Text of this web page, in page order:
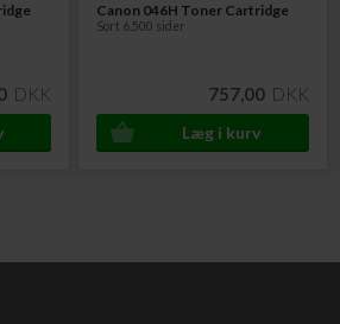
DKK
Canon 046H Toner Cartridge
Sort 6.500 sider
757,00 DKK